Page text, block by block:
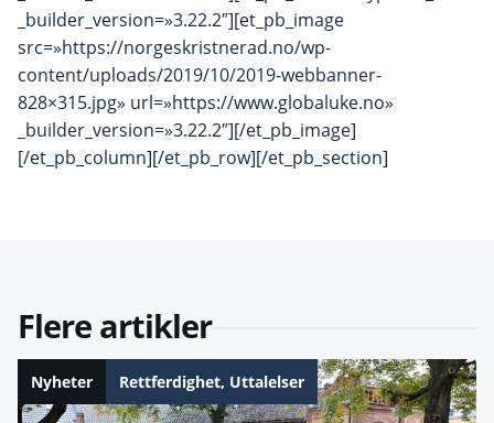
_builder_version=»3.22.2″][et_pb_image
src=»https://norgeskristnerad.no/wp-
content/uploads/2019/10/2019-webbanner-
828×315.jpg» url=»https://www.globaluke.no»
_builder_version=»3.22.2″][/et_pb_image]
[/et_pb_column][/et_pb_row][/et_pb_section]
Flere artikler
Nyheter Rettferdighet, Uttalelser